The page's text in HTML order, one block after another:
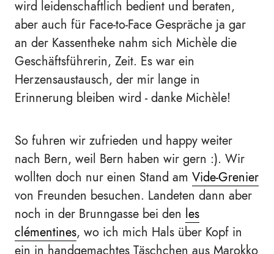
wird leidenschaftlich bedient und beraten,
aber auch für Face-to-Face Gespräche ja gar
an der Kassentheke nahm sich Michèle die
Geschäftsführerin, Zeit. Es war ein
Herzensaustausch, der mir lange in
Erinnerung bleiben wird - danke Michèle!
So fuhren wir zufrieden und happy weiter
nach Bern, weil Bern haben wir gern :). Wir
wollten doch nur einen Stand am Vide-Grenier
von Freunden besuchen. Landeten dann aber
noch in der Brunngasse bei den les
clémentines, wo ich mich Hals über Kopf in
ein in handgemachtes Täschchen aus Marokko